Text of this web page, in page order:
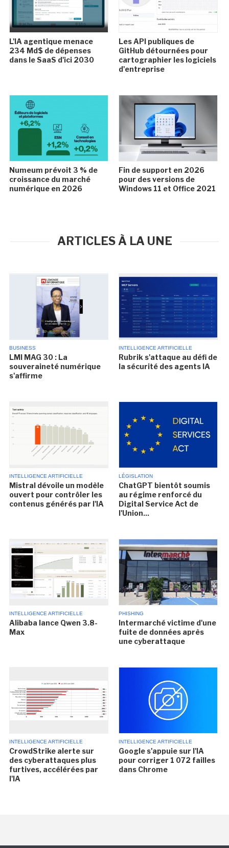
L'IA agentique menace
234 Md$ de dépenses
dans le SaaS d'ici 2030
Les API publiques de
GitHub détournées pour
cartographier les logiciels
d'entreprise
Numeum prévoit 3 % de
croissance du marché
numérique en 2026
Fin de support en 2026
pour des versions de
Windows 11 et Office 2021
ARTICLES À LA UNE
BUSINESS
LMI MAG 30 : La
souveraineté numérique
s'affirme
INTELLIGENCE ARTIFICIELLE
Rubrik s'attaque au défi de
la sécurité des agents IA
INTELLIGENCE ARTIFICIELLE
Mistral dévoile un modèle
ouvert pour contrôler les
contenus générés par l'IA
LÉGISLATION
ChatGPT bientôt soumis
au régime renforcé du
Digital Service Act de
l'Union...
INTELLIGENCE ARTIFICIELLE
Alibaba lance Qwen 3.8-
Max
PHISHING
Intermarché victime d'une
fuite de données après
une cyberattaque
INTELLIGENCE ARTIFICIELLE
CrowdStrike alerte sur
des cyberattaques plus
furtives, accélérées par
l'IA
INTELLIGENCE ARTIFICIELLE
Google s'appuie sur l'IA
pour corriger 1 072 failles
dans Chrome